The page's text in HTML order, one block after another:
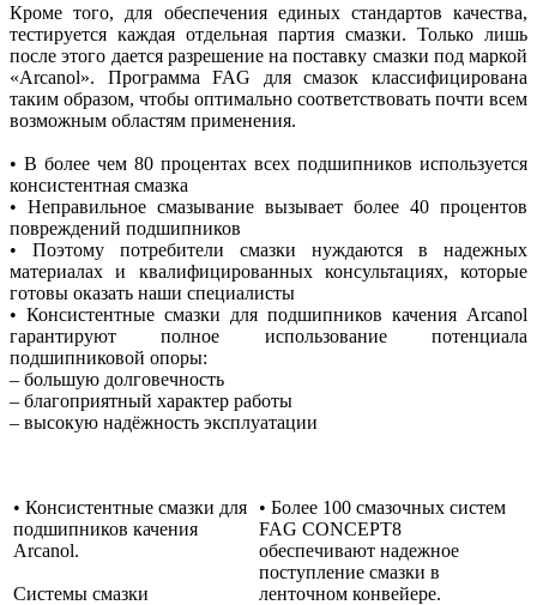
Кроме того, для обеспечения единых стандартов качества,
тестируется каждая отдельная партия смазки. Только лишь
после этого дается разрешение на поставку смазки под маркой
«Arcanol». Программа FAG для смазок классифицирована
таким образом, чтобы оптимально соответствовать почти всем
возможным областям применения.
• В более чем 80 процентах всех подшипников используется
консистентная смазка
• Неправильное смазывание вызывает более 40 процентов
повреждений подшипников
• Поэтому потребители смазки нуждаются в надежных
материалах и квалифицированных консультациях, которые
готовы оказать наши специалисты
• Консистентные смазки для подшипников качения Arcanol
гарантируют полное использование потенциала
подшипниковой опоры:
– большую долговечность
– благоприятный характер работы
– высокую надёжность эксплуатации
• Консистентные смазки для
подшипников качения
Arcanol.
Системы смазки
• Более 100 смазочных систем
FAG CONCEPT8
обеспечивают надежное
поступление смазки в
ленточном конвейере.